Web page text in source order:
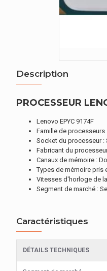
Description
PROCESSEUR
Lenovo EPYC 9174F
Famille de processeurs
Socket du processeur :
Fabricant du
Canaux de mémoire :
Types de mémoire pris
Vitesses d'horloge de
Segment de marché :
Caractéristiques
DÉTAILS TECHNIQUES